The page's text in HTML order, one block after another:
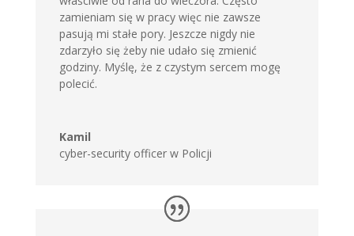
zamieniam się w pracy więc nie zawsze
pasują mi stałe pory. Jeszcze nigdy nie
zdarzyło się żeby nie udało się zmienić
godziny. Myślę, że z czystym sercem mogę
polecić.
Kamil
cyber-security officer w Policji